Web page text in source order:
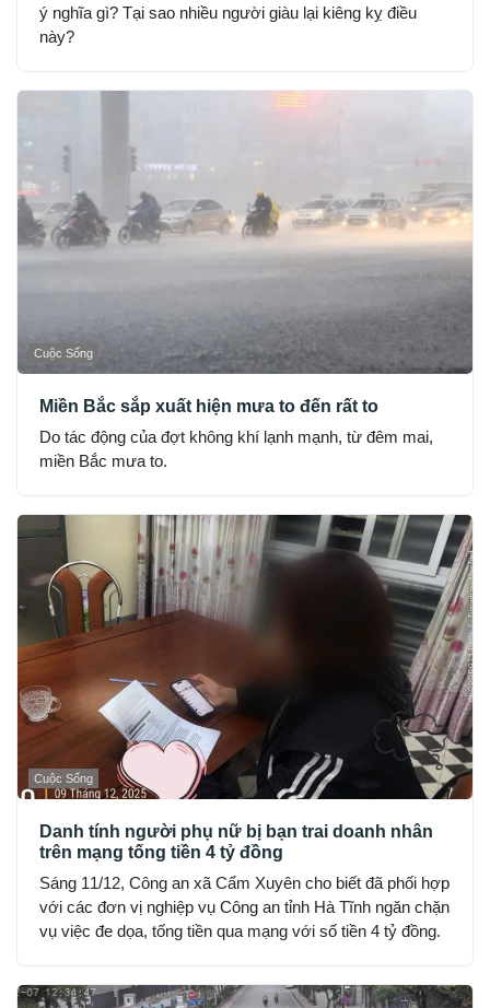
ý nghĩa gì? Tại sao nhiều người giàu lại kiêng kỵ điều
này?
Cuộc Sống
Miền Bắc sắp xuất hiện mưa to đến rất to
Do tác động của đợt không khí lạnh mạnh, từ đêm mai,
miền Bắc mưa to.
Cuộc Sống
Danh tính người phụ nữ bị bạn trai doanh nhân
trên mạng tống tiền 4 tỷ đồng
Sáng 11/12, Công an xã Cẩm Xuyên cho biết đã phối hợp
với các đơn vị nghiệp vụ Công an tỉnh Hà Tĩnh ngăn chặn
vụ việc đe dọa, tống tiền qua mạng với số tiền 4 tỷ đồng.